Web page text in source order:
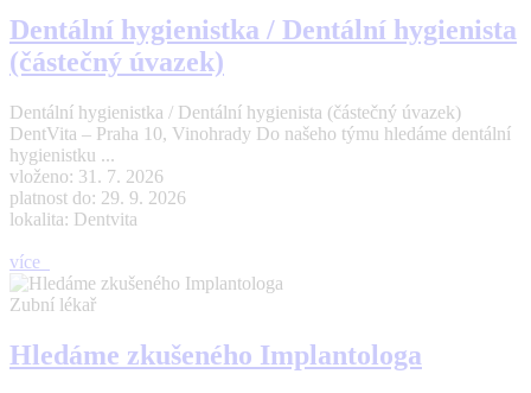
Dentální hygienistka / Dentální hygienista
(částečný úvazek)
Dentální hygienistka / Dentální hygienista (částečný úvazek)
DentVita – Praha 10, Vinohrady Do našeho týmu hledáme dentální
hygienistku ...
vloženo: 31. 7. 2026
platnost do: 29. 9. 2026
lokalita: Dentvita
více
Zubní lékař
Hledáme zkušeného Implantologa